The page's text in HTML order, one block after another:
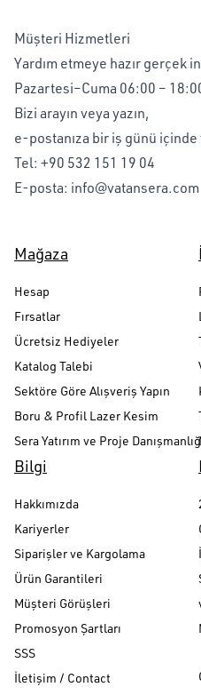
Müşteri Hizmetleri
Yardım etmeye hazır gerçek
Pazartesi–Cuma 06:00 –
Bizi arayın veya yazın,
e-postanıza bir iş günü içinde
Tel: +90 532 151 19 04
E-posta: info@vatansera.com
Mağaza
Hesap
Fırsatlar
Ücretsiz Hediyeler
Katalog Talebi
Sektöre Göre Alışveriş Yapın
Boru & Profil Lazer Kesim
Sera Yatırım ve Proje
Bilgi
Hakkımızda
Kariyerler
Siparişler ve Kargolama
Ürün Garantileri
Müşteri Görüşleri
Promosyon Şartları
SSS
İletişim / Contact